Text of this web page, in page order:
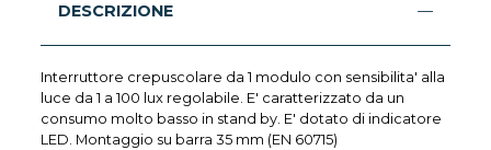
DESCRIZIONE
Interruttore crepuscolare da 1 modulo con sensibilita' alla
luce da 1 a 100 lux regolabile. E' caratterizzato da un
consumo molto basso in stand by. E' dotato di indicatore
LED. Montaggio su barra 35 mm (EN 60715)